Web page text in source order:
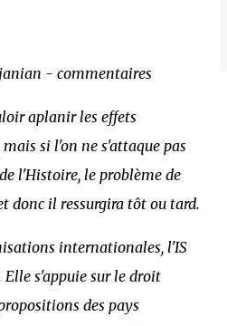
- commentaires
aplanir les effets
si l'on ne s'attaque pas
l'Histoire, le problème de
donc il ressurgira tôt ou tard.
internationales, l'IS
Elle s'appuie sur le droit
des pays